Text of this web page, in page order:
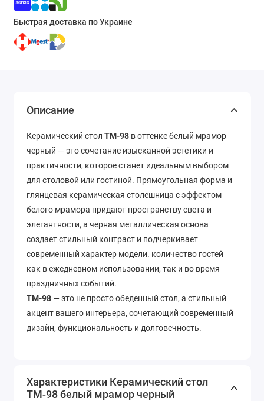
Быстрая доставка по Украине
Описание
Керамический стол TM-98 в оттенке белый мрамор
черный — это сочетание изысканной эстетики и
практичности, которое станет идеальным выбором
для столовой или гостиной. Прямоугольная форма и
глянцевая керамическая столешница с эффектом
белого мрамора придают пространству света и
элегантности, а черная металлическая основа
создает стильный контраст и подчеркивает
современный характер модели. количество гостей
как в ежедневном использовании, так и во время
праздничных событий.
TM-98 — это не просто обеденный стол, а стильный
акцент вашего интерьера, сочетающий современный
дизайн, функциональность и долговечность.
Характеристики Керамический стол
TM-98 белый мрамор черный